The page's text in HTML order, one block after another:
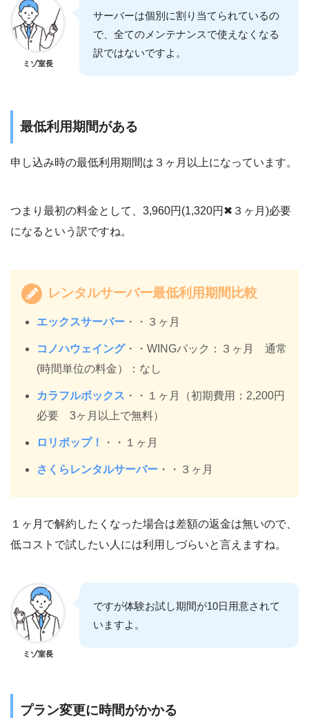
ミゾ室長
サーバーは個別に割り当てられているの
で、全てのメンテナンスで使えなくなる
訳ではないですよ。
最低利用期間がある
申し込み時の最低利用期間は３ヶ月以上になっています。
つまり最初の料金として、3,960円(1,320円✖︎３ヶ月)必要
になるという訳ですね。
レンタルサーバー最低利用期間比較
エックスサーバー ・・３ヶ月
コノハウェイング・・WINGパック：３ヶ月 通常
(時間単位の料金）：なし
カラフルボックス ・・１ヶ月（初期費用：2,200円
必要 3ヶ月以上で無料）
ロリポップ！ ・・１ヶ月
さくらレンタルサーバー ・・３ヶ月
１ヶ月で解約したくなった場合は差額の返金は無いので、
低コストで試したい人には利用しづらいと言えますね。
ミゾ室長
ですが体験お試し期間が10日用意されて
いますよ。
プラン変更に時間がかかる